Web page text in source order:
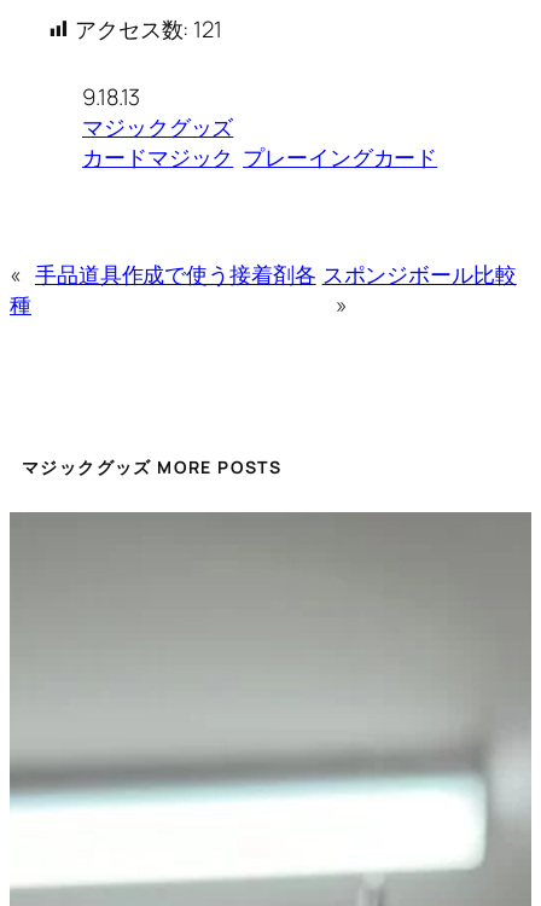
アクセス数: 121
9.18.13
マジックグッズ
カードマジック プレーイングカード
« 手品道具作成で使う接着剤各
種
スポンジボール比較
»
マジックグッズ MORE POSTS